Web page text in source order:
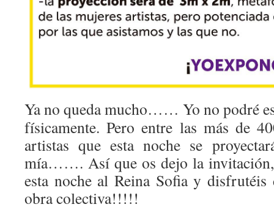
Ya no queda mucho…… Yo no podré
físicamente. Pero entre las más de
artistas que esta noche se
mía……. Así que os dejo la invitación,
esta noche al Reina Sofia y disfrutéis
obra colectiva!!!!!